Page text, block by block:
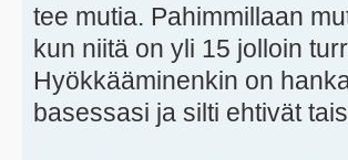
tee mutia. Pahimmillaan
kun niitä on yli 15 jolloin
Hyökkääminenkin on
basessasi ja silti ehtivät